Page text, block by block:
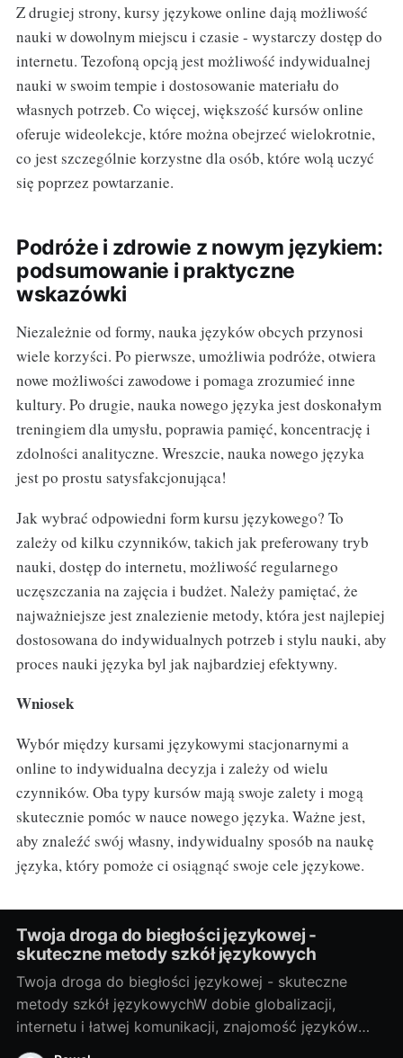
Z drugiej strony, kursy językowe online dają możliwość
nauki w dowolnym miejscu i czasie - wystarczy dostęp do
internetu. Tezofoną opcją jest możliwość indywidualnej
nauki w swoim tempie i dostosowanie materiału do
własnych potrzeb. Co więcej, większość kursów online
oferuje wideolekcje, które można obejrzeć wielokrotnie,
co jest szczególnie korzystne dla osób, które wolą uczyć
się poprzez powtarzanie.
Podróże i zdrowie z nowym językiem:
podsumowanie i praktyczne
wskazówki
Niezależnie od formy, nauka języków obcych przynosi
wiele korzyści. Po pierwsze, umożliwia podróże, otwiera
nowe możliwości zawodowe i pomaga zrozumieć inne
kultury. Po drugie, nauka nowego języka jest doskonałym
treningiem dla umysłu, poprawia pamięć, koncentrację i
zdolności analityczne. Wreszcie, nauka nowego języka
jest po prostu satysfakcjonująca!
Jak wybrać odpowiedni form kursu językowego? To
zależy od kilku czynników, takich jak preferowany tryb
nauki, dostęp do internetu, możliwość regularnego
uczęszczania na zajęcia i budżet. Należy pamiętać, że
najważniejsze jest znalezienie metody, która jest najlepiej
dostosowana do indywidualnych potrzeb i stylu nauki, aby
proces nauki języka byl jak najbardziej efektywny.
Wniosek
Wybór między kursami językowymi stacjonarnymi a
online to indywidualna decyzja i zależy od wielu
czynników. Oba typy kursów mają swoje zalety i mogą
skutecznie pomóc w nauce nowego języka. Ważne jest,
aby znaleźć swój własny, indywidualny sposób na naukę
języka, który pomoże ci osiągnąć swoje cele językowe.
Twoja droga do biegłości językowej -
skuteczne metody szkół językowych
Twoja droga do biegłości językowej - skuteczne
metody szkół językowychW dobie globalizacji,
internetu i łatwej komunikacji, znajomość języków
obcych stała się prawie koniecznością. Bez względu